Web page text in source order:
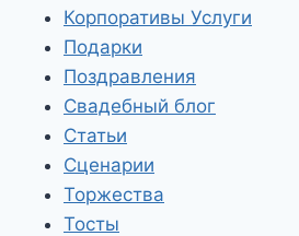
Корпоративы Услуги
Подарки
Поздравления
Свадебный блог
Статьи
Сценарии
Торжества
Тосты